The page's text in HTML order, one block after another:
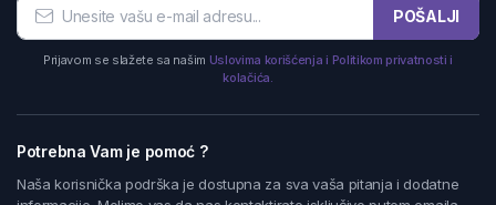
POŠALJI
Prijavom se slažete sa našim Uslovima korišćenja i Politikom privatnosti i
kolačića.
Potrebna Vam je pomoć ?
Naša korisnička podrška je dostupna za sva vaša pitanja i dodatne